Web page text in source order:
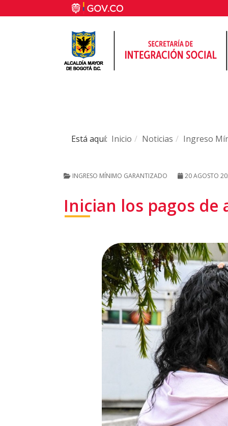
Está aquí: Inicio Noticias Ingreso
INGRESO MÍNIMO GARANTIZADO 20 AGOSTO
Inician los pagos